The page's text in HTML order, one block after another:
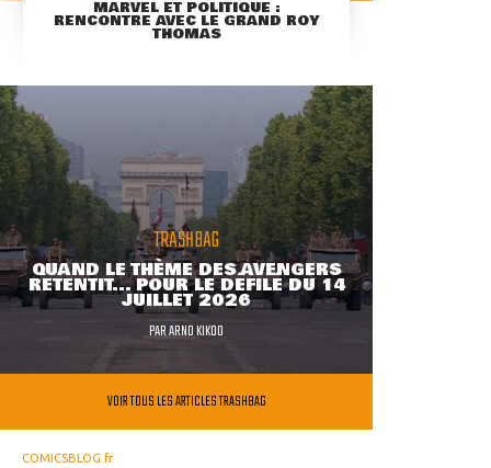
MARVEL ET POLITIQUE :
RENCONTRE AVEC LE GRAND ROY
THOMAS
TRASHBAG
QUAND LE THÈME DES AVENGERS
RETENTIT... POUR LE DÉFILÉ DU 14
JUILLET 2026
PARARNO KIKOO
VOIR TOUS LES ARTICLES TRASHBAG
COMICSBLOG.fr